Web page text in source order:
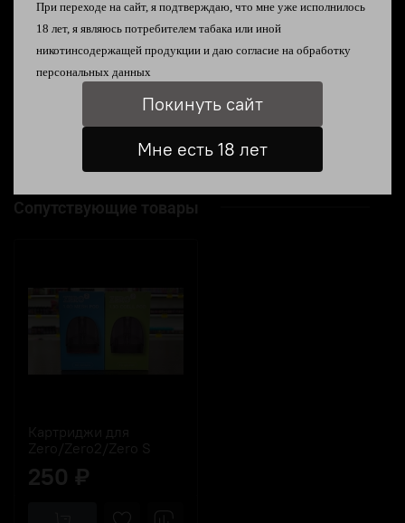
Отзывы
Сопутствующие товары
Картриджи для
Zero/Zero2/Zero S
250 ₽
При переходе на сайт, я подтверждаю, что мне уже исполнилось
18 лет, я являюсь потребителем табака или иной
никотинсодержащей продукции и даю согласие на обработку
персональных данных
Покинуть сайт
Мне есть 18 лет